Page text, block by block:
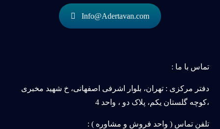
Info@Adertavan.com
تماس با ما :
دفتر مرکزی : تهران، بلوار اشرفی اصفهانی، خ شهید مخبری
،کوچه گلستان یکم، پلاک دو ، واحد 4
تلفن تماس ( واحد فروش و مشاوره ) :